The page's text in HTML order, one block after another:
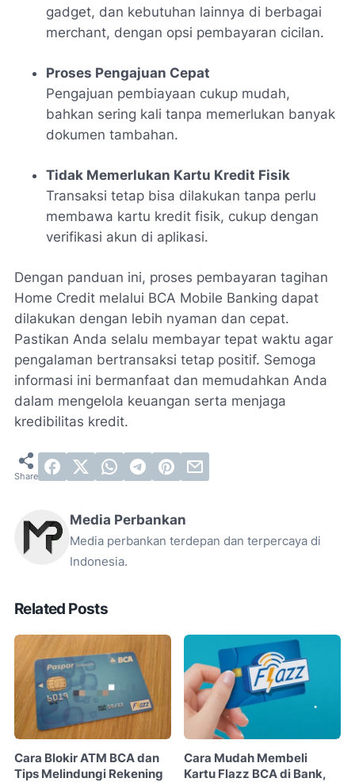
gadget, dan kebutuhan lainnya di berbagai
merchant, dengan opsi pembayaran cicilan.
Proses Pengajuan Cepat
Pengajuan pembiayaan cukup mudah,
bahkan sering kali tanpa memerlukan banyak
dokumen tambahan.
Tidak Memerlukan Kartu Kredit Fisik
Transaksi tetap bisa dilakukan tanpa perlu
membawa kartu kredit fisik, cukup dengan
verifikasi akun di aplikasi.
Dengan panduan ini, proses pembayaran tagihan
Home Credit melalui BCA Mobile Banking dapat
dilakukan dengan lebih nyaman dan cepat.
Pastikan Anda selalu membayar tepat waktu agar
pengalaman bertransaksi tetap positif. Semoga
informasi ini bermanfaat dan memudahkan Anda
dalam mengelola keuangan serta menjaga
kredibilitas kredit.
Media Perbankan
Media perbankan terdepan dan terpercaya di
Indonesia.
Related Posts
Cara Blokir ATM BCA dan
Tips Melindungi Rekening
Cara Mudah Membeli
Kartu Flazz BCA di Bank,